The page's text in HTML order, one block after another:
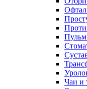
Чаи и